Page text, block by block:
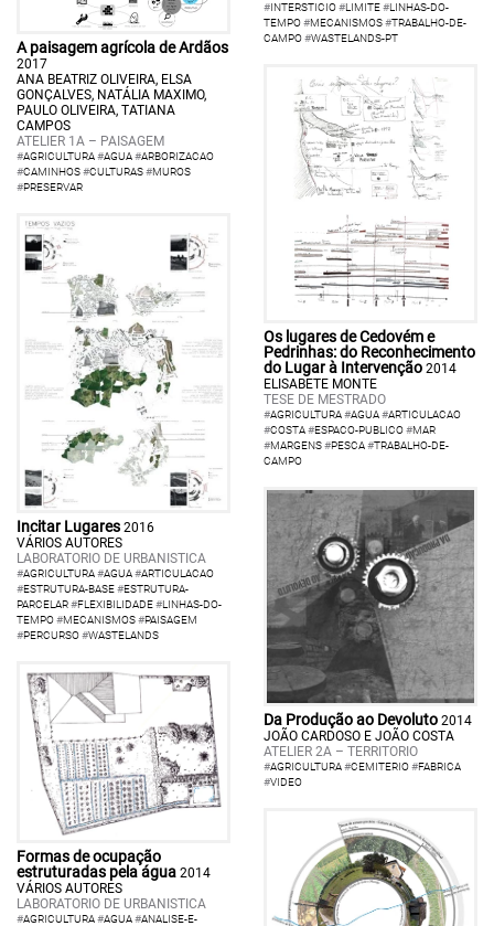
A paisagem agrícola de Ardãos
2017
ANA BEATRIZ OLIVEIRA, ELSA
GONÇALVES, NATÁLIA MAXIMO,
PAULO OLIVEIRA, TATIANA
CAMPOS
ATELIER 1A – PAISAGEM
#AGRICULTURA#AGUA#ARBORIZACAO
#CAMINHOS#CULTURAS#MUROS
#PRESERVAR
#INTERSTICIO#LIMITE#LINHAS-DO-
TEMPO#MECANISMOS#TRABALHO-DE-
CAMPO#WASTELANDS-PT
Incitar Lugares 2016
VÁRIOS AUTORES
LABORATORIO DE URBANISTICA
#AGRICULTURA#AGUA#ARTICULACAO
#ESTRUTURA-BASE#ESTRUTURA-
PARCELAR#FLEXIBILIDADE#LINHAS-DO-
TEMPO#MECANISMOS#PAISAGEM
#PERCURSO#WASTELANDS
Os lugares de Cedovém e
Pedrinhas: do Reconhecimento
do Lugar à Intervenção 2014
ELISABETE MONTE
TESE DE MESTRADO
#AGRICULTURA#AGUA#ARTICULACAO
#COSTA#ESPACO-PUBLICO#MAR
#MARGENS#PESCA#TRABALHO-DE-
CAMPO
Formas de ocupação
estruturadas pela água 2014
VÁRIOS AUTORES
LABORATORIO DE URBANISTICA
#AGRICULTURA#AGUA#ANALISE-E-
Da Produção ao Devoluto 2014
JOÃO CARDOSO E JOÃO COSTA
ATELIER 2A – TERRITORIO
#AGRICULTURA#CEMITERIO#FABRICA
#VIDEO